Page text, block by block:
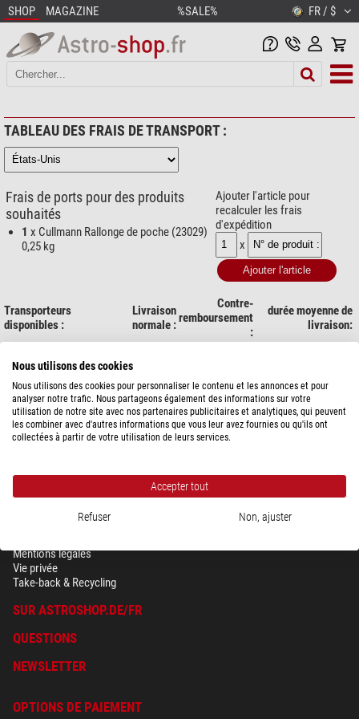
SHOP MAGAZINE %SALE% FR / $
TABLEAU DES FRAIS DE TRANSPORT :
Frais de ports pour des produits
souhaités
1 x Cullmann Rallonge de poche (23029)
0,25 kg
Ajouter l'article pour
recalculer les frais
d'expédition
x
Transporteurs
disponibles :
Livraison
normale :
Contre-
remboursement
:
durée moyenne de
livraison:
DHL Express 24,90 $
Afficher la vue d'ensemble des frais d'expédition en fonction du poids du
colis, pour le pays sélectionné ci-dessus.
SÉCURITÉ & VIE PRIVÉE
Mentions légales
Vie privée
Take-back & Recycling
SUR ASTROSHOP.DE/FR
QUESTIONS
NEWSLETTER
OPTIONS DE PAIEMENT
Nous utilisons des cookies
Nous utilisons des cookies pour personnaliser le contenu et les annonces et pour
analyser notre trafic. Nous partageons également des informations sur votre
utilisation de notre site avec nos partenaires publicitaires et analytiques, qui peuvent
les combiner avec d'autres informations que vous leur avez fournies ou qu'ils ont
collectées à partir de votre utilisation de leurs services.
Accepter tout
Refuser Non, ajuster